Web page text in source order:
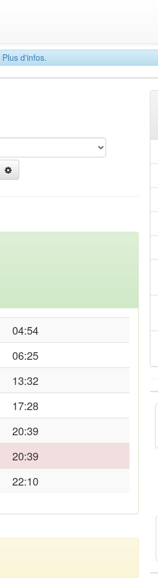
Plus d'infos.
04:54
06:25
13:32
17:28
20:39
20:39
22:10